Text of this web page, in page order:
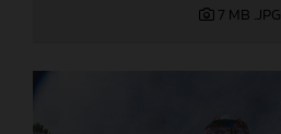
7 MB .JPG